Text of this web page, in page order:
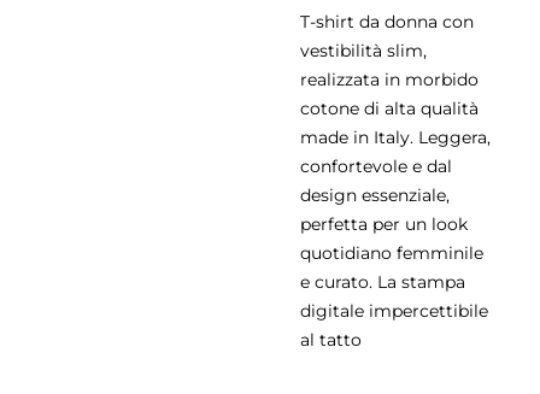
T-shirt da donna con
vestibilità slim,
realizzata in morbido
cotone di alta qualità
made in Italy. Leggera,
confortevole e dal
design essenziale,
perfetta per un look
quotidiano femminile
e curato. La stampa
digitale impercettibile
al tatto